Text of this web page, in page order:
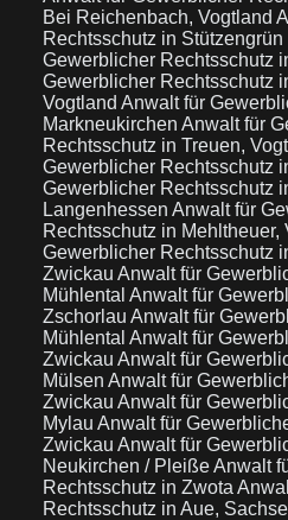
Bei Reichenbach, Vogtland
Rechtsschutz in Stützengrün
Gewerblicher Rechtsschutz
Gewerblicher Rechtsschutz
Vogtland Anwalt für
Markneukirchen Anwalt für
Rechtsschutz in Treuen,
Gewerblicher Rechtsschutz
Gewerblicher Rechtsschutz
Langenhessen Anwalt für
Rechtsschutz in Mehltheuer,
Gewerblicher Rechtsschutz
Zwickau Anwalt für
Mühlental Anwalt für
Zschorlau Anwalt für
Mühlental Anwalt für
Zwickau Anwalt für
Mülsen Anwalt für
Zwickau Anwalt für
Mylau Anwalt für
Zwickau Anwalt für
Neukirchen / PleißeAnwalt
Rechtsschutz in Zwota
Rechtsschutz in Aue,